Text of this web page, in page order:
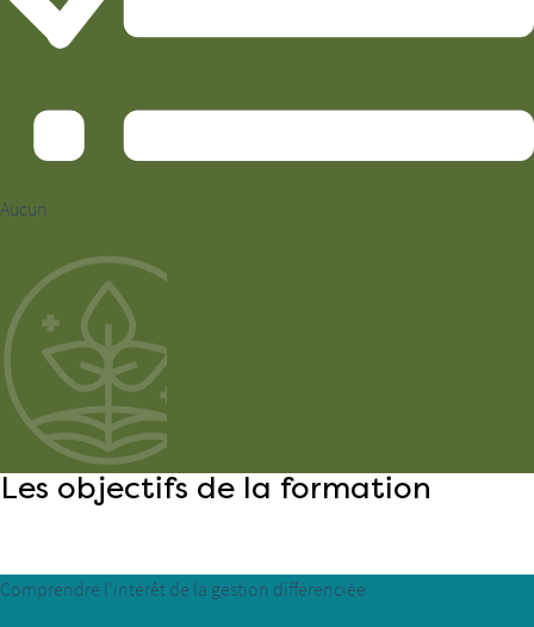
Aucun
Les objectifs de la formation
Comprendre l'intérêt de la gestion différenciée